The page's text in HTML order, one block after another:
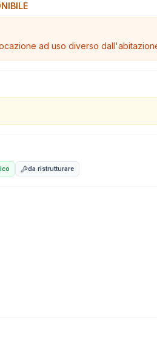
ad uso diverso
da ristrutturare